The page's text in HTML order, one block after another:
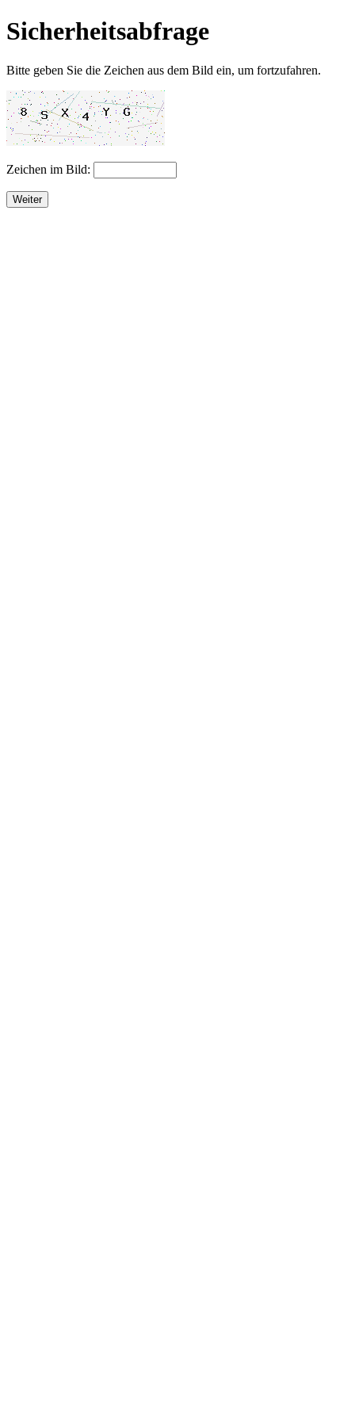
Sicherheitsabfrage
Bitte geben Sie die Zeichen aus dem Bild ein, um fortzufahren.
Zeichen im Bild:
Weiter